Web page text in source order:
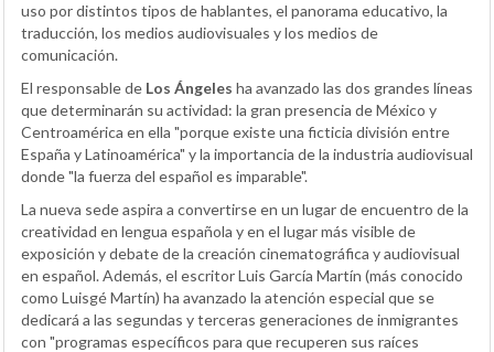
uso por distintos tipos de hablantes, el panorama educativo, la
traducción, los medios audiovisuales y los medios de
comunicación.
El responsable de Los Ángeles ha avanzado las dos grandes líneas
que determinarán su actividad: la gran presencia de México y
Centroamérica en ella "porque existe una ficticia división entre
España y Latinoamérica" y la importancia de la industria audiovisual
donde "la fuerza del español es imparable".
La nueva sede aspira a convertirse en un lugar de encuentro de la
creatividad en lengua española y en el lugar más visible de
exposición y debate de la creación cinematográfica y audiovisual
en español. Además, el escritor Luis García Martín (más conocido
como Luisgé Martín) ha avanzado la atención especial que se
dedicará a las segundas y terceras generaciones de inmigrantes
con "programas específicos para que recuperen sus raíces